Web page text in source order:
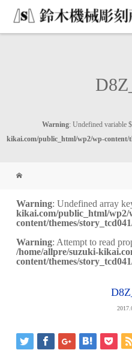
Warning: Undefined variable
kikai.com/public_html/wp2/wp-content/
Warning: Undefined array
kikai.com/public_html/wp2/
content/themes/
Warning: Attempt to read
/home/allpre/suzuki-
content/themes/